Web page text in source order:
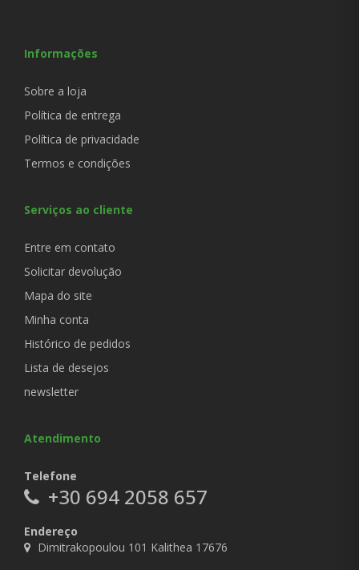
Informações
Sobre a loja
Política de entrega
Política de privacidade
Termos e condições
Serviços ao cliente
Entre em contato
Solicitar devolução
Mapa do site
Minha conta
Histórico de pedidos
Lista de desejos
newsletter
Atendimento
Telefone
+30 694 2058 657
Endereço
Dimitrakopoulou 101 Kalithea 17676